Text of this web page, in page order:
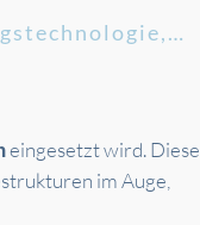
eingesetzt wird. Diese
im Auge,